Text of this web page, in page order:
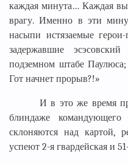
каждая минута… Каждая
врагу. Именно в эти
насыпи истязаемые
задержавшие
подземном штабе
Гот начнет прорыв?!»
И в это же время
блиндаже командующего
склоняются над картой,
успеют 2-я гвардейская и